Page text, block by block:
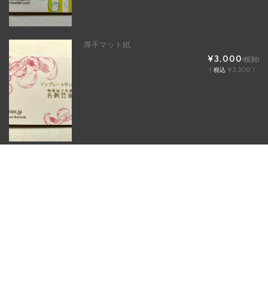
厚手マット紙
¥3,000(税別)
( 税込 ¥3,300 )